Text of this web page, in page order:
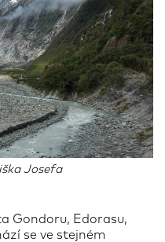
Josefa
Gondoru, Edorasu,
se ve stejném